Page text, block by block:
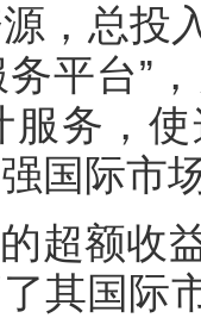
，总投
平台”
服务，
国际市
超额收
其国际